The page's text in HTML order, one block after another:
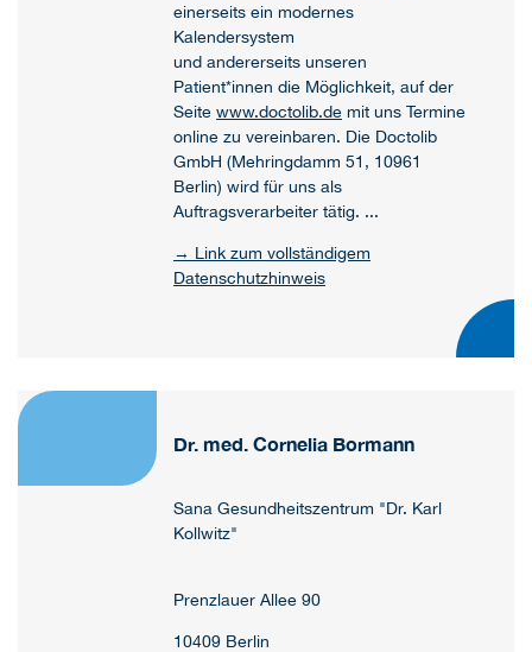
einerseits ein modernes
Kalendersystem
und andererseits unseren
Patient*innen die Möglichkeit, auf der
Seitewww.doctolib.de mit uns Termine
online zu vereinbaren. Die Doctolib
GmbH (Mehringdamm 51, 10961
Berlin) wird für uns als
Auftragsverarbeiter tätig. ...
→ Link zum vollständigem
Datenschutzhinweis
Dr. med. Cornelia Bormann
Sana Gesundheitszentrum "Dr. Karl
Kollwitz"
Prenzlauer Allee 90
10409 Berlin